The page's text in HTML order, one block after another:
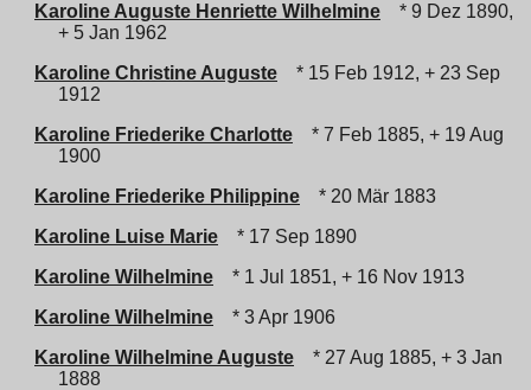
Karoline Auguste Henriette Wilhelmine
* 9 Dez 1890,
+ 5 Jan 1962
Karoline Christine Auguste
* 15 Feb 1912, + 23 Sep
1912
Karoline Friederike Charlotte
* 7 Feb 1885, + 19 Aug
1900
Karoline Friederike Philippine
* 20 Mär 1883
Karoline Luise Marie
* 17 Sep 1890
Karoline Wilhelmine
* 1 Jul 1851, + 16 Nov 1913
Karoline Wilhelmine
* 3 Apr 1906
Karoline Wilhelmine Auguste
* 27 Aug 1885, + 3 Jan
1888